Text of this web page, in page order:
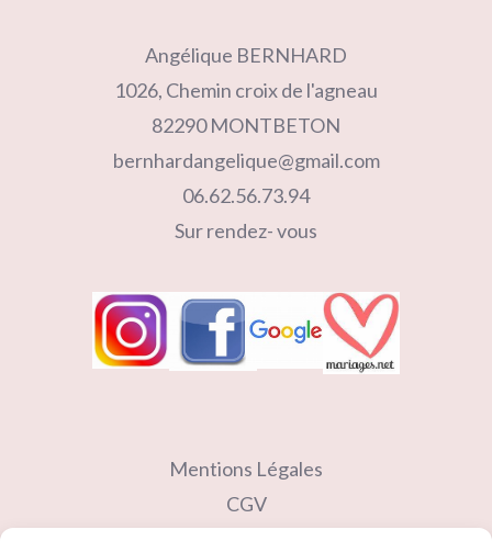
Angélique BERNHARD
1026, Chemin croix de l'agneau
82290 MONTBETON
bernhardangelique@gmail.com
06.62.56.73.94
Sur rendez- vous
Mentions Légales
CGV